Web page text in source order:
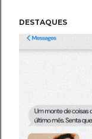
DESTAQUES